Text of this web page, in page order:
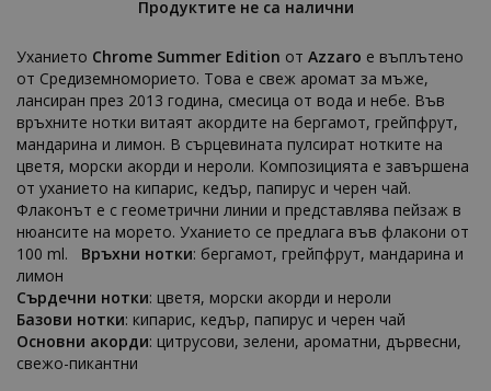
Продуктите не са налични
Уханието Chrome Summer Edition от Azzaro е въплътено
от Средиземноморието. Това е свеж аромат за мъже,
лансиран през 2013 година, смесица от вода и небе. Във
връхните нотки витаят акордите на бергамот, грейпфрут,
мандарина и лимон. В сърцевината пулсират нотките на
цветя, морски акорди и нероли. Композицията е завършена
от уханието на кипарис, кедър, папирус и черен чай.
Флаконът е с геометрични линии и представлява пейзаж в
нюансите на морето. Уханието се предлага във флакони от
100 ml. Връхни нотки: бергамот, грейпфрут, мандарина и
лимон
Сърдечни нотки: цветя, морски акорди и нероли
Базови нотки: кипарис, кедър, папирус и черен чай
Основни акорди: цитрусови, зелени, ароматни, дървесни,
свежо-пикантни